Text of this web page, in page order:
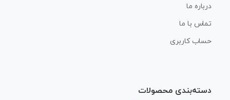
درباره ما
تماس با ما
حساب کاربری
دسته‌بندی محصولات